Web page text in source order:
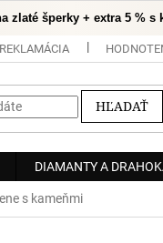
zlaté šperky + extra 5 % s
HĽADAŤ
DIAMANTY A
s kameňmi